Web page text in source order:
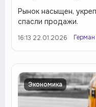
Рынок насыщен,
спасли продажи.
16:13 22.01.2026
Экономика